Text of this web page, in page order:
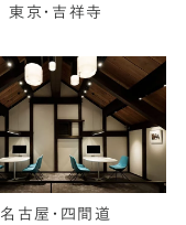
東京・吉祥寺
名古屋・四間道